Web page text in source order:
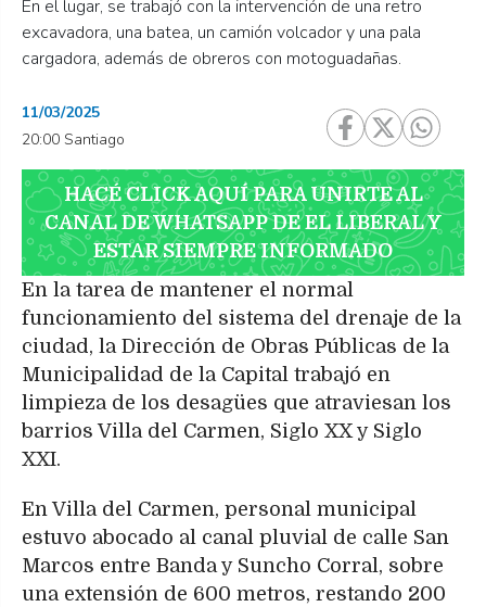
En el lugar, se trabajó con la intervención de una retro
excavadora, una batea, un camión volcador y una pala
cargadora, además de obreros con motoguadañas.
11/03/2025
20:00 Santiago
HACÉ CLICK AQUÍ PARA UNIRTE AL
CANAL DE WHATSAPP DE EL LIBERAL Y
ESTAR SIEMPRE INFORMADO
En la tarea de mantener el normal
funcionamiento del sistema del drenaje de la
ciudad, la Dirección de Obras Públicas de la
Municipalidad de la Capital trabajó en
limpieza de los desagües que atraviesan los
barrios Villa del Carmen, Siglo XX y Siglo
XXI.
En Villa del Carmen, personal municipal
estuvo abocado al canal pluvial de calle San
Marcos entre Banda y Suncho Corral, sobre
una extensión de 600 metros, restando 200